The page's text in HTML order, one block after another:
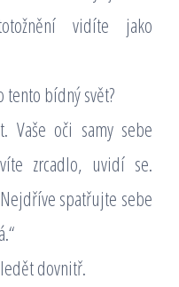
vidíte jako
tento bídný svět?
Vaše oči samy sebe
zrcadlo, uvidí se.
spatřujte sebe
dovnitř.